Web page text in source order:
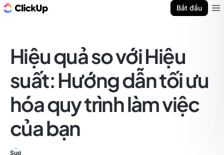
Bắt đầu
Hiệu quả so với Hiệu
suất: Hướng dẫn tối ưu
hóa quy trình làm việc
của bạn